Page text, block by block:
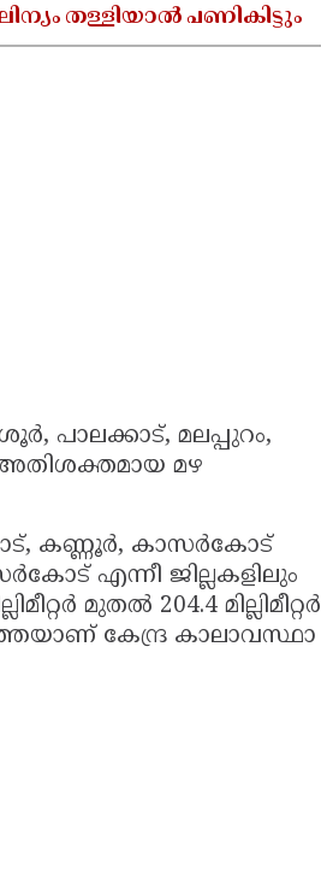
തള്ളിയാൽ പണികിട്ടും
പാലക്കാട്, മലപ്പുറം,
മഴ
കണ്ണൂർ, കാസർകോട്
എന്നീ ജില്ലകളിലും
മുതൽ 204.4 മില്ലിമീറ്റർ
കേന്ദ്ര കാലാവസ്ഥാ